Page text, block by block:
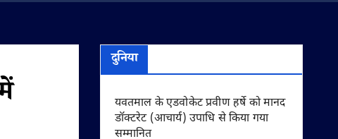
दुनिया
यवतमाल के एडवोकेट प्रवीण हर्षे को मानद
डॉक्टरेट (आचार्य) उपाधि से किया गया
सम्मानित